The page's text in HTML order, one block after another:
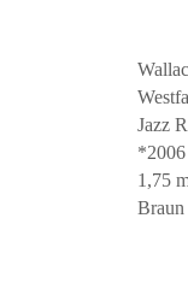
Jazz
*2006
1,75
Braun